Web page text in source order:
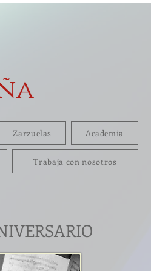
Zarzuelas Academia
Trabaja con nosotros